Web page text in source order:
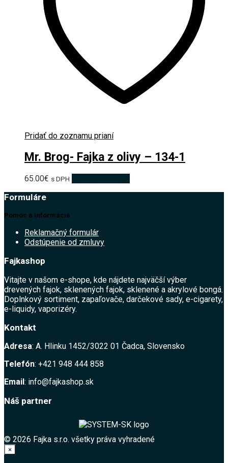
Pridať do zoznamu prianí
Mr. Brog- Fajka z olivy – 134-1
65.00€ s DPH
Formuláre
Pomoc a informácie
Reklamačný formulár
Odstúpenie od zmluvy
Fajkashop
Vitajte v našom e-shope, kde nájdete najväčší výber
drevených fajok, sklenených fajok, sklenené a akrylové bongá.
Doplnkový sortiment, zapaľovače, darčekové sady, e-cigarety,
e-liquidy, vaporizéry.
Kontakt
Adresa: A. Hlinku 1452/3022 01 Čadca, Slovensko
Telefón: +421 948 444 858
Email : info@fajkashop.sk
Náš partner
© 2026 Fajka s.r.o. všetky práva vyhradené
×